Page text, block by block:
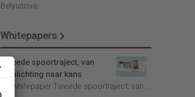
Belyusova...
Whitepapers
Tweede spoortraject, van
verplichting naar kans
De whitepaper Tweede spoortraject: van...